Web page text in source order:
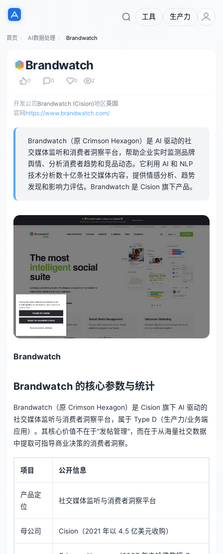
工具 生产力
首页 AI数据处理 Brandwatch
Brandwatch
0 0 0 2
开发公司 Brandwatch (Cision)地区英国
官网 https://www.brandwatch.com/
Brandwatch（原 Crimson Hexagon）是 AI 驱动的社
交媒体监听和消费者洞察平台，帮助企业实时监测品牌
舆情、分析消费者趋势和竞品动态。它利用 AI 和 NLP
技术分析数十亿条社交媒体内容，提供情感分析、趋势
发现和影响力评估。Brandwatch 是 Cision 旗下产品。
Brandwatch
Brandwatch 的核心参数与统计
Brandwatch（原 Crimson Hexagon）是 Cision 旗下 AI 驱动的
社交媒体监听与消费者洞察平台，属于 Type D（生产力/业务端
应用）。其核心价值不在于"发帖管理"，而在于从海量社交数据
中提取可指导商业决策的消费者洞察。
项目 公开信息
产品定
位
社交媒体监听与消费者洞察平台
母公司 Cision（2021 年以 4.5 亿美元收购）